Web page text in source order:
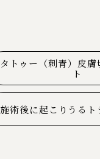
タトゥー（刺青）皮膚
ト
施術後に起こりうるト